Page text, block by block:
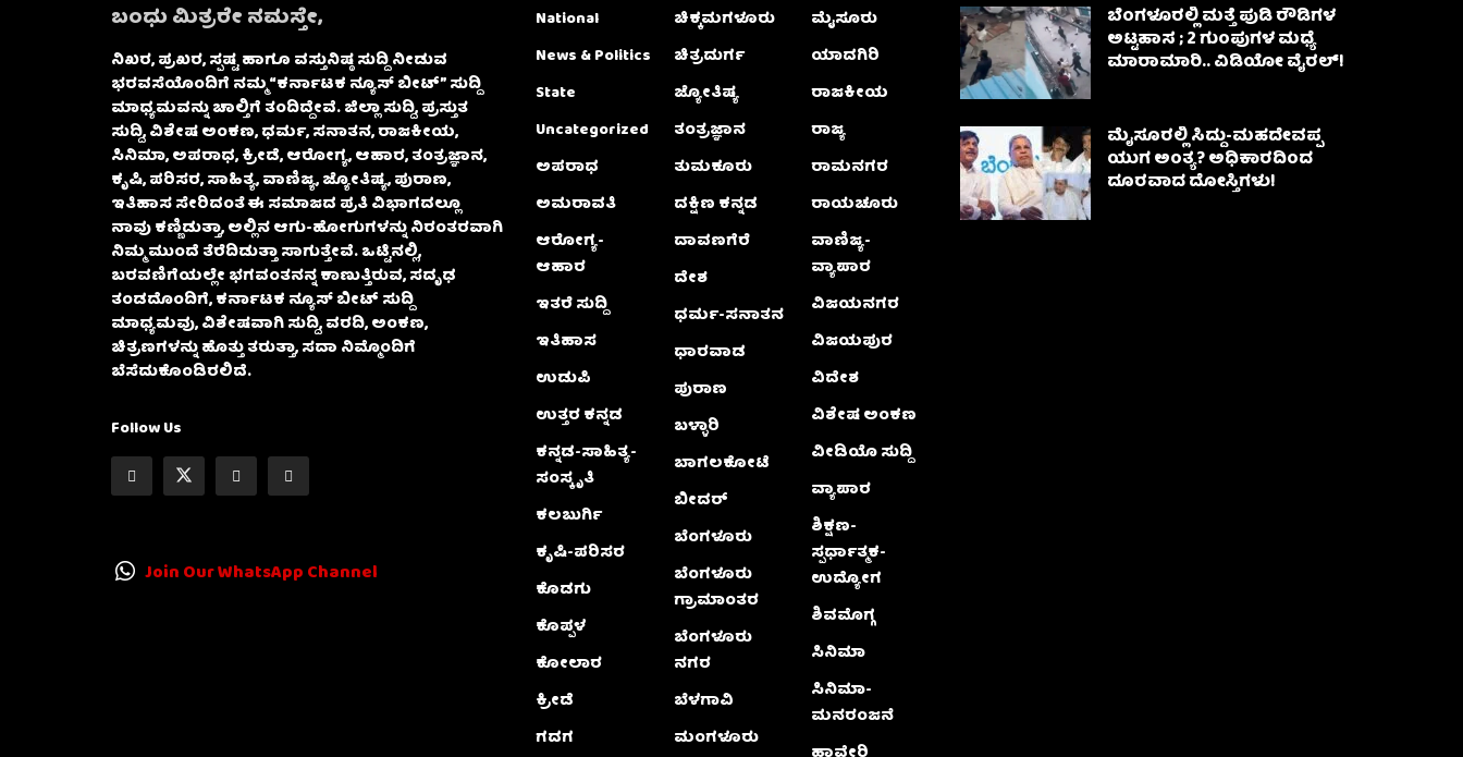
ಬಂಧು ಮಿತ್ರರೇ ನಮಸ್ತೇ,
ನಿಖರ, ಪ್ರಖರ, ಸ್ಪಷ್ಟ ಹಾಗೂ ವಸ್ತುನಿಷ್ಠ ಸುದ್ದಿ ನೀಡುವ
ಭರವಸೆಯೊಂದಿಗೆ ನಮ್ಮ “ಕರ್ನಾಟಕ ನ್ಯೂಸ್ ಬೀಟ್” ಸುದ್ದಿ
ಮಾಧ್ಯಮವನ್ನು ಚಾಲ್ತಿಗೆ ತಂದಿದ್ದೇವೆ. ಜಿಲ್ಲಾ ಸುದ್ದಿ, ಪ್ರಸ್ತುತ
ಸುದ್ದಿ, ವಿಶೇಷ ಅಂಕಣ, ಧರ್ಮ, ಸನಾತನ, ರಾಜಕೀಯ,
ಸಿನಿಮಾ, ಅಪರಾಧ, ಕ್ರೀಡೆ, ಆರೋಗ್ಯ, ಆಹಾರ, ತಂತ್ರಜ್ಞಾನ,
ಕೃಷಿ, ಪರಿಸರ, ಸಾಹಿತ್ಯ, ವಾಣಿಜ್ಯ, ಜ್ಯೋತಿಷ್ಯ, ಪುರಾಣ,
ಇತಿಹಾಸ ಸೇರಿದಂತೆ ಈ ಸಮಾಜದ ಪ್ರತಿ ವಿಭಾಗದಲ್ಲೂ
ನಾವು ಕಣ್ಣಿಡುತ್ತಾ, ಅಲ್ಲಿನ ಆಗು-ಹೋಗುಗಳನ್ನು ನಿರಂತರವಾಗಿ
ನಿಮ್ಮ ಮುಂದೆ ತೆರೆದಿಡುತ್ತಾ ಸಾಗುತ್ತೇವೆ. ಒಟ್ಟಿನಲ್ಲಿ,
ಬರವಣಿಗೆಯಲ್ಲೇ ಭಗವಂತನನ್ನ ಕಾಣುತ್ತಿರುವ, ಸದೃಢ
ತಂಡದೊಂದಿಗೆ, ಕರ್ನಾಟಕ ನ್ಯೂಸ್ ಬೀಟ್ ಸುದ್ದಿ
ಮಾಧ್ಯಮವು, ವಿಶೇಷವಾಗಿ ಸುದ್ದಿ, ವರದಿ, ಅಂಕಣ,
ಚಿತ್ರಣಗಳನ್ನು ಹೊತ್ತು ತರುತ್ತಾ, ಸದಾ ನಿಮ್ಮೊಂದಿಗೆ
ಬೆಸೆದುಕೊಂಡಿರಲಿದೆ.
Follow Us
Join Our WhatsApp Channel
National
News & Politics
State
Uncategorized
ಅಪರಾಧ
ಅಮರಾವತಿ
ಆರೋಗ್ಯ-
ಆಹಾರ
ಇತರೆ ಸುದ್ದಿ
ಇತಿಹಾಸ
ಉಡುಪಿ
ಉತ್ತರ ಕನ್ನಡ
ಕನ್ನಡ-ಸಾಹಿತ್ಯ-
ಸಂಸ್ಕೃತಿ
ಕಲಬುರ್ಗಿ
ಕೃಷಿ-ಪರಿಸರ
ಕೊಡಗು
ಕೊಪ್ಪಳ
ಕೋಲಾರ
ಕ್ರೀಡೆ
ಗದಗ
ಚಿಕ್ಕಮಗಳೂರು
ಚಿತ್ರದುರ್ಗ
ಜ್ಯೋತಿಷ್ಯ
ತಂತ್ರಜ್ಞಾನ
ತುಮಕೂರು
ದಕ್ಷಿಣ ಕನ್ನಡ
ದಾವಣಗೆರೆ
ದೇಶ
ಧರ್ಮ-ಸನಾತನ
ಧಾರವಾಡ
ಪುರಾಣ
ಬಳ್ಳಾರಿ
ಬಾಗಲಕೋಟೆ
ಬೀದರ್
ಬೆಂಗಳೂರು
ಬೆಂಗಳೂರು
ಗ್ರಾಮಾಂತರ
ಬೆಂಗಳೂರು
ನಗರ
ಬೆಳಗಾವಿ
ಮಂಗಳೂರು
ಮೈಸೂರು
ಯಾದಗಿರಿ
ರಾಜಕೀಯ
ರಾಜ್ಯ
ರಾಮನಗರ
ರಾಯಚೂರು
ವಾಣಿಜ್ಯ-
ವ್ಯಾಪಾರ
ವಿಜಯನಗರ
ವಿಜಯಪುರ
ವಿದೇಶ
ವಿಶೇಷ ಅಂಕಣ
ವೀಡಿಯೊ ಸುದ್ದಿ
ವ್ಯಾಪಾರ
ಶಿಕ್ಷಣ-
ಸ್ಪರ್ಧಾತ್ಮಕ-
ಉದ್ಯೋಗ
ಶಿವಮೊಗ್ಗ
ಸಿನಿಮಾ
ಸಿನಿಮಾ-
ಮನರಂಜನೆ
ಬೆಂಗಳೂರಲ್ಲಿ ಮತ್ತೆ ಪುಡಿ ರೌಡಿಗಳ
ಅಟ್ಟಹಾಸ ; 2 ಗುಂಪುಗಳ ಮಧ್ಯೆ
ಮಾರಾಮಾರಿ.. ವಿಡಿಯೋ ವೈರಲ್‌!
ಮೈಸೂರಲ್ಲಿ ಸಿದ್ದು-ಮಹದೇವಪ್ಪ
ಯುಗ ಅಂತ್ಯ? ಅಧಿಕಾರದಿಂದ
ದೂರವಾದ ದೋಸ್ತಿಗಳು!